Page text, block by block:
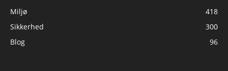
Miljø
418
Sikkerhed
300
Blog
96